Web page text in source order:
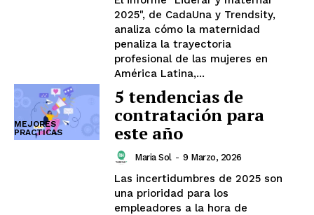
2025", de CadaUna y Trendsity,
analiza cómo la maternidad
penaliza la trayectoria
profesional de las mujeres en
América Latina,...
MEJORES
PRACTICAS
5 tendencias de
contratación para
este año
Maria Sol - 9 Marzo, 2026
Las incertidumbres de 2025 son
una prioridad para los
empleadores a la hora de